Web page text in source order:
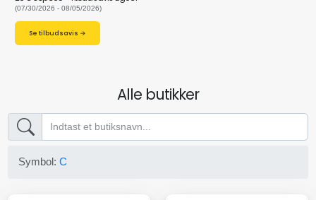
(07/30/2026 - 08/05/2026)
Se tilbudsavis →
Alle butikker
Symbol:C